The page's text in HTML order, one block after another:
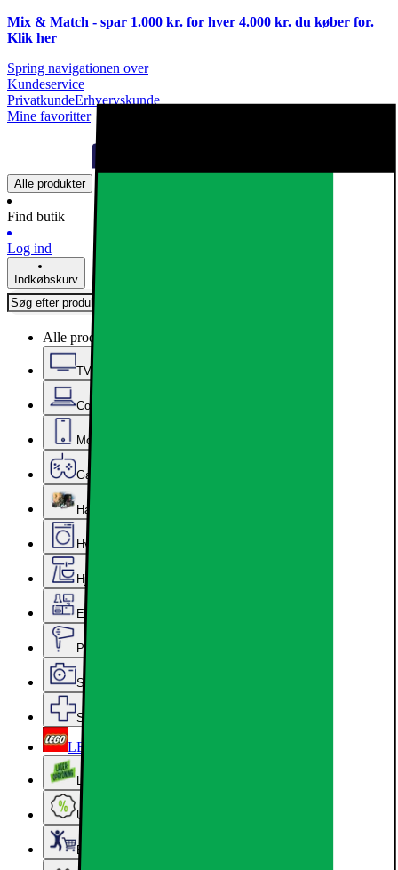
Mix & Match - spar 1.000 kr. for hver 4.000 kr. du køber for.
Klik her
Spring navigationen over
Kundeservice
PrivatkundeErhvervskunde
Mine favoritter
Alle produkter
Find butik
Log ind
Indkøbskurv
Alle produkter
TV, Lyd & Smart Home
Computer & Kontor
Mobil, Tablet & Smartwatch
Gaming
Hardware
Hvidevarer
Hjem, Rengøring & Køkkenudstyr
Epoq køkken & bryggers
Personlig pleje, Skønhed & Velvære
Sport, Fritid & Hobby
Services & tilbehør
LEGO
Lageroprydning
Ugens tilbud - og andre gode priser
Elgigantens Kundeklub